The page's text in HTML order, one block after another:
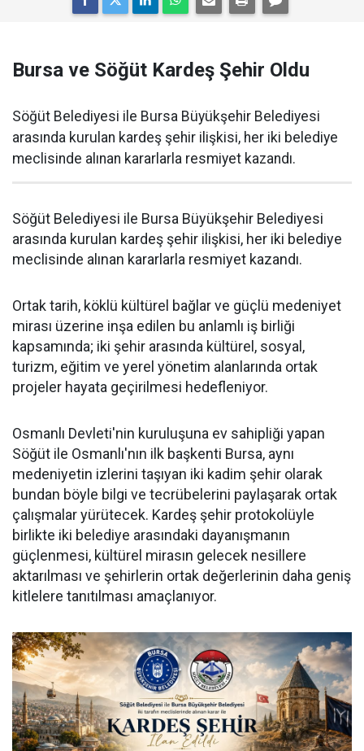
Bursa ve Söğüt Kardeş Şehir Oldu
Söğüt Belediyesi ile Bursa Büyükşehir Belediyesi
arasında kurulan kardeş şehir ilişkisi, her iki belediye
meclisinde alınan kararlarla resmiyet kazandı.
Söğüt Belediyesi ile Bursa Büyükşehir Belediyesi
arasında kurulan kardeş şehir ilişkisi, her iki belediye
meclisinde alınan kararlarla resmiyet kazandı.
Ortak tarih, köklü kültürel bağlar ve güçlü medeniyet
mirası üzerine inşa edilen bu anlamlı iş birliği
kapsamında; iki şehir arasında kültürel, sosyal,
turizm, eğitim ve yerel yönetim alanlarında ortak
projeler hayata geçirilmesi hedefleniyor.
Osmanlı Devleti'nin kuruluşuna ev sahipliği yapan
Söğüt ile Osmanlı'nın ilk başkenti Bursa, aynı
medeniyetin izlerini taşıyan iki kadim şehir olarak
bundan böyle bilgi ve tecrübelerini paylaşarak ortak
çalışmalar yürütecek. Kardeş şehir protokolüyle
birlikte iki belediye arasındaki dayanışmanın
güçlenmesi, kültürel mirasın gelecek nesillere
aktarılması ve şehirlerin ortak değerlerinin daha geniş
kitlelere tanıtılması amaçlanıyor.